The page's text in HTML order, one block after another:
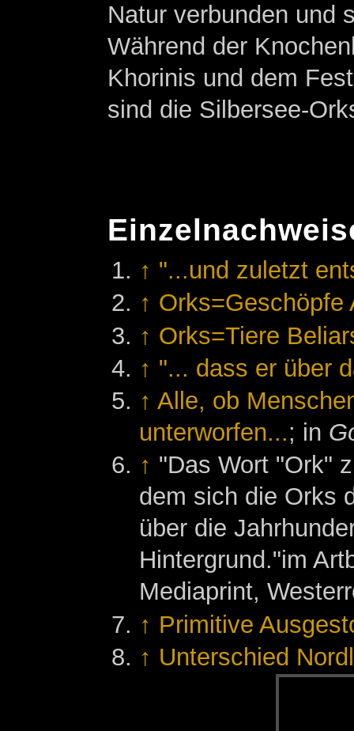
Natur verbunden und
Während der
Khorinis und dem
sind die Silbersee-
↑ "...und zuletzt
↑ Orks=Geschöpfe
↑ Orks=Tiere
↑ "... dass er über
↑ Alle, ob
unterworfen...; in
↑ "Das Wort "Ork"
dem sich die Orks
über die
Hintergrund."im
Mediaprint,
↑ Primitive
↑ Unterschied